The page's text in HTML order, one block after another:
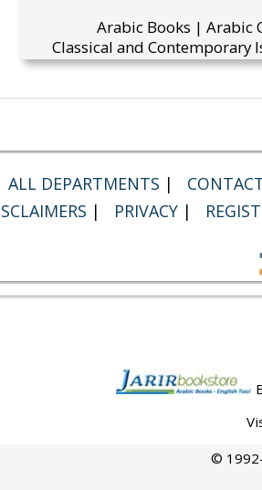
Arabic Books | Arabic
Classical and Contemporary
ALL DEPARTMENTS |
| PRIVACY |
©